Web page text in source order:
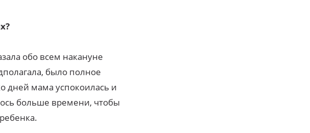
обо всем накануне
было полное
дней мама успокоилась и
больше времени, чтобы